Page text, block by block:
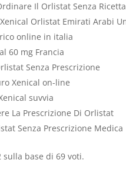
Il Orlistat Senza Ricetta
Orlistat Emirati Arabi
online in italia
60 mg Francia
Senza Prescrizione
Xenical on-line
suvvia
La Prescrizione Di Orlistat
Senza Prescrizione Medica
sulla base di69 voti.